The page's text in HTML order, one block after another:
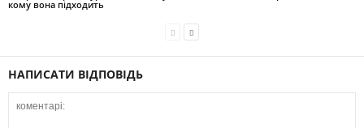
кому вона підходить
НАПИСАТИ ВІДПОВІДЬ